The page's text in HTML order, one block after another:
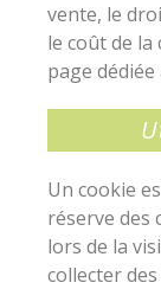
vente, le
le coût de la
page dédiée
Un cookie
réserve des
lors de la
collecter